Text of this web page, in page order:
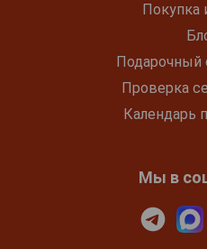
Покупка
Подарочный
Проверка
Календарь
Мы в